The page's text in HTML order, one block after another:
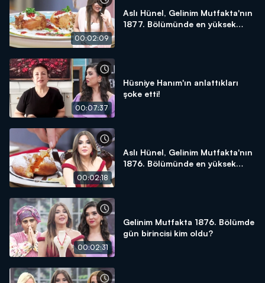
00:02:09
Aslı Hünel, Gelinim Mutfakta'nın
1877. Bölümünde en yüksek
00:07:37
Hüsniye Hanım'ın anlattıkları
şoke etti!
00:02:18
Aslı Hünel, Gelinim Mutfakta'nın
1876. Bölümünde en yüksek
00:02:31
Gelinim Mutfakta 1876. Bölümde
gün birincisi kim oldu?